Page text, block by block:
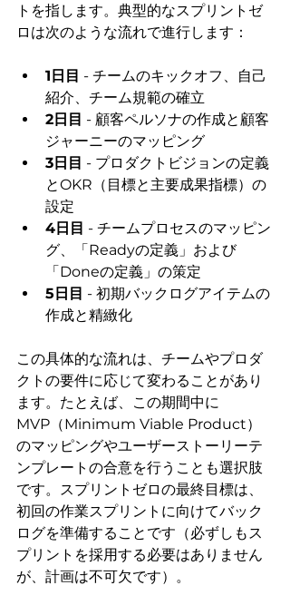
トを指します。典型的なスプリントゼ
ロは次のような流れで進行します：
1日目 - チームのキックオフ、自己
紹介、チーム規範の確立
2日目 - 顧客ペルソナの作成と顧客
ジャーニーのマッピング
3日目 - プロダクトビジョンの定義
とOKR（目標と主要成果指標）の
設定
4日目 - チームプロセスのマッピン
グ、「Readyの定義」および
「Doneの定義」の策定
5日目 - 初期バックログアイテムの
作成と精緻化
この具体的な流れは、チームやプロダ
クトの要件に応じて変わることがあり
ます。たとえば、この期間中に
MVP（Minimum Viable Product）
のマッピングやユーザーストーリーテ
ンプレートの合意を行うことも選択肢
です。スプリントゼロの最終目標は、
初回の作業スプリントに向けてバック
ログを準備することです（必ずしもス
プリントを採用する必要はありません
が、計画は不可欠です）。